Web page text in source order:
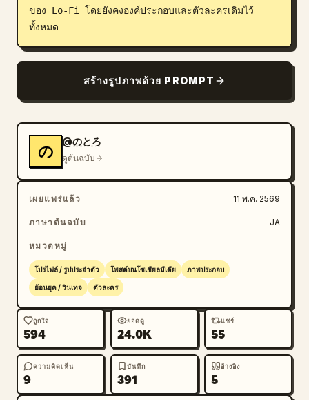
ของ Lo-Fi โดยยังคงองค์ประกอบและตัวละครเดิมไว้
ทั้งหมด
สร้างรูปภาพด้วย PROMPT
の
@のとろ
ดูต้นฉบับ
เผยแพร่แล้ว 11 พ.ค. 2569
ภาษาต้นฉบับ JA
หมวดหมู่
โปรไฟล์ / รูปประจำตัว โพสต์บนโซเชียลมีเดีย ภาพประกอบ
ย้อนยุค / วินเทจ ตัวละคร
ถูกใจ
594
ยอดดู
24.0K
แชร์
55
ความคิดเห็น
9
บันทึก
391
อ้างอิง
5